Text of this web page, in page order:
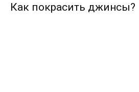
Как покрасить джинсы?